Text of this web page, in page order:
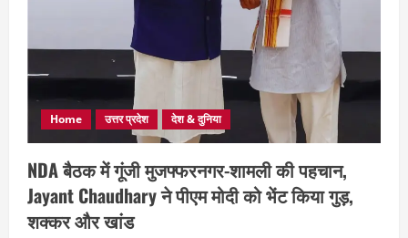
Home उत्तर प्रदेश देश & दुनिया
NDA बैठक में गूंजी मुजफ्फरनगर-शामली की पहचान,
Jayant Chaudhary ने पीएम मोदी को भेंट किया गुड़,
शक्कर और खांड